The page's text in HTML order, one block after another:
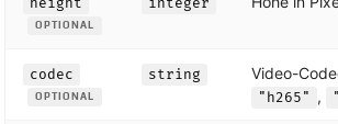
OPTIONAL
codec
OPTIONAL
string Video-
"h265" ,